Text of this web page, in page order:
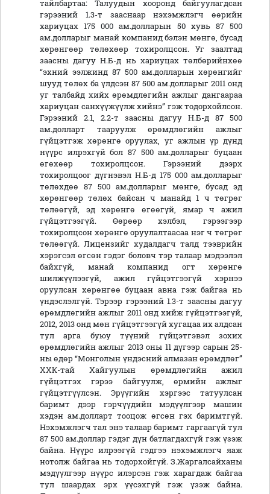
тайлбартаа: Талуудын хооронд байгуулагдсан
гэрээний 1.3-т зааснаар нэхэмжлэгч өөрийн
хариуцах 175 000 ам.долларын 50 хувь 87 500
ам.долларыг манай компанид бэлэн мөнгө, бусад
хөрөнгөөр төлөхөөр тохиролцсон. Уг заалтад
заасны дагуу Н.Б-д нь хариуцах төлбөрийнхөө
“эхний ээлжинд 87 500 ам.долларын хөрөнгийг
шууд төлөх ба үлдсэн 87 500 ам.долларыг 2011 онд
уг талбайд хийх өрөмдлөгийн ажлыг дангаараа
хариуцан санхүүжүүлж хийнэ” гэж тодорхойлсон.
Гэрээний 2.1, 2.2-т заасны дагуу Н.Б-д 87 500
ам.долларт тааруулж өрөмдлөгийн ажлыг
гүйцэтгэж хөрөнгө оруулах, уг ажлын үр дүнд
нүүрс илрэхгүй бол 87 500 ам.долларыг буцаан
өгөхөөр тохиролцсон. Гэрээний дээрх
тохиролцоог дүгнэвэл Н.Б-д 175 000 ам.долларыг
төлөхдөө 87 500 ам.долларыг мөнгө, бусад эд
хөрөнгөөр төлөх байсан ч манайд 1 ч төгрөг
төлөөгүй, эд хөрөнгө өгөөгүй, ямар ч ажил
гүйцэтгээгүй. Өөрөөр хэлбэл, гэрээгээр
тохиролцсон хөрөнгө оруулалтаасаа нэг ч төгрөг
төлөөгүй. Лицензийг худалдагч талд тээврийн
хэрэгсэл өгсөн гэдэг боловч тэр талаар мэдээлэл
байхгүй, манай компанид огт хөрөнгө
шилжүүлээгүй, ажил гүйцэтгээгүй хэрнээ
оруулсан хөрөнгөө буцаан авна гэж байгаа нь
үндэслэлгүй. Тэрээр гэрээний 1.3-т заасны дагуу
өрөмдлөгийн ажлыг 2011 онд хийж гүйцэтгээгүй,
2012, 2013 онд мөн гүйцэтгээгүй хугацаа их алдсан
тул арга буюу түүний гүйцэтгэвэл зохих
өрөмдлөгийн ажлыг 2013 оны 11 дүгээр сарын 25-
ны өдөр “Монголын үндэсний алмазан өрөмдлөг”
ХХК-тай Хайгуулын өрөмдлөгийн ажил
гүйцэтгэх гэрээ байгуулж, өрмийн ажлыг
гүйцэтгүүлсэн. Эрүүгийн хэргээс татуулсан
баримт дээр гэрчүүдийн мэдүүлгээр машин
хэдэн ам.долларт тооцож өгсөн гэх баримтгүй.
Нэхэмжлэгч тал энэ талаар баримт гаргаагүй тул
87 500 ам.доллар гэдэг дүн батлагдахгүй гэж үзэж
байна. Нүүрс илрээгүй гэдгээ нэхэмжлэгч яаж
нотолж байгаа нь тодорхойгүй. З.Жаргалсайханы
мэдүүлгээр нүүрс илэрсэн гэж харагдаж байгаа
тул шаардах эрх үүсэхгүй гэж үзэж байна.